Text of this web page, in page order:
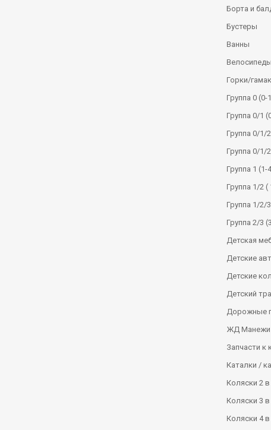
Борта и
Бустеры
Ванны
Велосипеды
Горки/
Группа 0 (0-
Группа 0/1
Группа 0/1/
Группа 0/1/
Группа 1 (1-
Группа 1/2 (
Группа 1/2/
Группа 2/3
Детская
Детские
Детские
Детский
Дорожные
ЖД Манежи
Запчасти к
Каталки /
Коляски 2 в
Коляски 3 в
Коляски 4 в